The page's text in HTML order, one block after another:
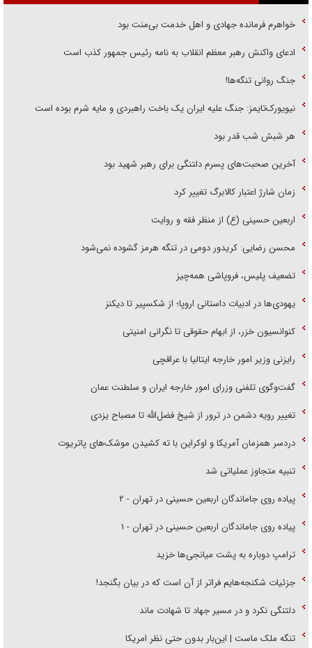
خواهرم فرمانده جهادی و اهل خدمت بی‌منت بود
ادعای واکنش رهبر معظم انقلاب به نامه رئیس جمهور کذب است
جنگ روانی تنگه‌ها!
نیویورک‌تایمز: جنگ علیه ایران یک باخت راهبردی و مایه شرم بوده است
هر شبش شب قدر بود
آخرین صحبت‌های پسرم دلتنگی برای رهبر شهید بود
زمان شارژ اعتبار کالابرگ تغییر کرد
اربعین حسینی (ع) از منظر فقه و روایت
محسن رضایی: کریدور دومی در تنگه هرمز گشوده نمی‌شود
تضعیف پلیس، فروپاشی همه‌چیز
یهودی‌ها در ادبیات داستانی اروپا؛ از شکسپیر تا دیکنز
کنوانسیون خزر، از ابهام حقوقی تا نگرانی امنیتی
رایزنی وزیر امور خارجه ایتالیا با عراقچی
گفت‌وگوی تلفنی وزرای امور خارجه ایران و سلطنت عمان
تغییر رویه دشمن در ترور از شیخ فضل‌الله تا مصباح یزدی
دردسر همزمان آمریکا و اوکراین با ته کشیدن موشک‌های پاتریوت
تنبیه متجاوز عملیاتی شد
پیاده روی جاماندگان اربعین حسینی در تهران - ۲
پیاده روی جاماندگان اربعین حسینی در تهران - ۱
ترامپ دوباره به پشت میانجی‌ها خزید
جزئیات شکنجه‌هایم فراتر از آن است که در بیان بگنجد!
دلتنگی نکرد و در مسیر جهاد تا شهادت ماند
تنگه ملک ماست | این‌بار بدون حتی نظر امریکا